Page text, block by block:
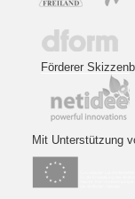
Förderer
Mit Unterstützung